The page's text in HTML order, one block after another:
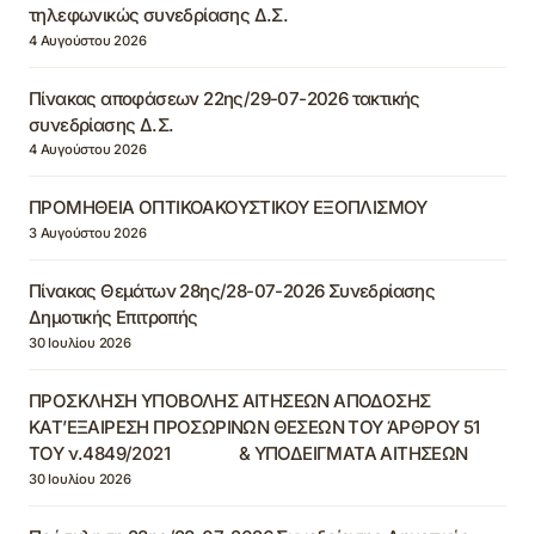
τηλεφωνικώς συνεδρίασης Δ.Σ.
4 Αυγούστου 2026
Πίνακας αποφάσεων 22ης/29-07-2026 τακτικής
συνεδρίασης Δ.Σ.
4 Αυγούστου 2026
ΠΡΟΜΗΘΕΙΑ ΟΠΤΙΚΟΑΚΟΥΣΤΙΚΟΥ ΕΞΟΠΛΙΣΜΟΥ
3 Αυγούστου 2026
Πίνακας Θεμάτων 28ης/28-07-2026 Συνεδρίασης
Δημοτικής Επιτροπής
30 Ιουλίου 2026
ΠΡΟΣΚΛΗΣΗ ΥΠΟΒΟΛΗΣ ΑΙΤΗΣΕΩΝ ΑΠΟΔΟΣΗΣ
ΚΑΤ’ΕΞΑΙΡΕΣΗ ΠΡΟΣΩΡΙΝΩΝ ΘΕΣΕΩΝ ΤΟΥ ΆΡΘΡΟΥ 51
ΤΟΥ ν.4849/2021 & ΥΠΟΔΕΙΓΜΑΤΑ ΑΙΤΗΣΕΩΝ
30 Ιουλίου 2026